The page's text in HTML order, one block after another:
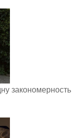
закономерность